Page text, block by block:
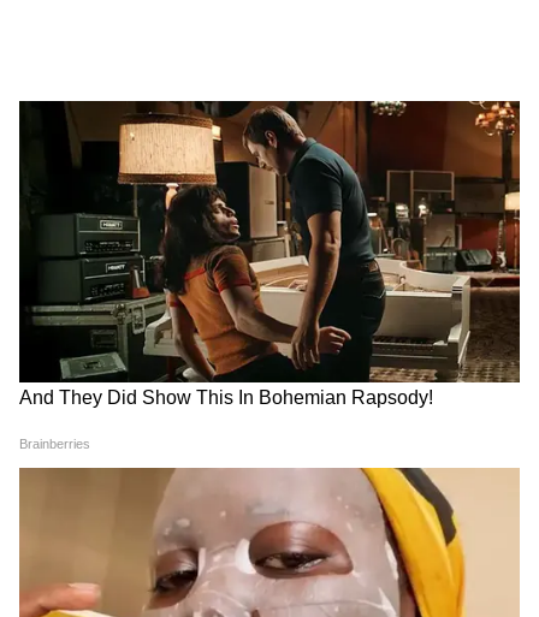
Image Credit : Pinterest
स्लीवलेस वी नेक मिरर वर्क ब्लाउज
स्लीवलेस वी नेक ब्लाउज डिजाइन शादी या फेस्टिवल
जैसे मौकों पर बेस्ट। इसमें बारीक कढ़ाई और राउंड मिरर
वर्क मिलकर एक क्लासिक और रिच फील देते हैं, जो हर
उम्र की महिलाओं पर बेहद खूबसूरत लगता है और रॉयल
अपील बढ़ाता है।